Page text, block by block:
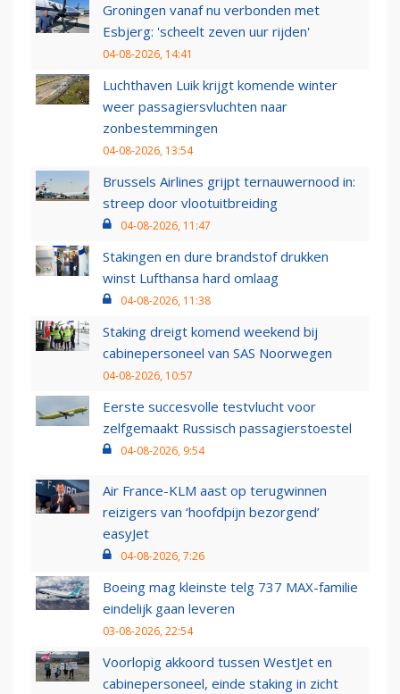
Groningen vanaf nu verbonden met
Esbjerg: 'scheelt zeven uur rijden'
04-08-2026, 14:41
Luchthaven Luik krijgt komende winter
weer passagiersvluchten naar
zonbestemmingen
04-08-2026, 13:54
Brussels Airlines grijpt ternauwernood in:
streep door vlootuitbreiding
04-08-2026, 11:47
Stakingen en dure brandstof drukken
winst Lufthansa hard omlaag
04-08-2026, 11:38
Staking dreigt komend weekend bij
cabinepersoneel van SAS Noorwegen
04-08-2026, 10:57
Eerste succesvolle testvlucht voor
zelfgemaakt Russisch passagierstoestel
04-08-2026, 9:54
Air France-KLM aast op terugwinnen
reizigers van ‘hoofdpijn bezorgend’
easyJet
04-08-2026, 7:26
Boeing mag kleinste telg 737 MAX-familie
eindelijk gaan leveren
03-08-2026, 22:54
Voorlopig akkoord tussen WestJet en
cabinepersoneel, einde staking in zicht